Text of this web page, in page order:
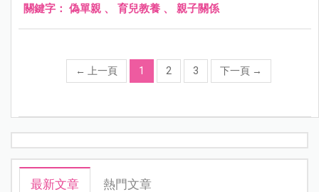
關鍵字： 偽單親 、 育兒教養 、 親子關係
← 上一頁 1 2 3 下一頁 →
最新文章 熱門文章